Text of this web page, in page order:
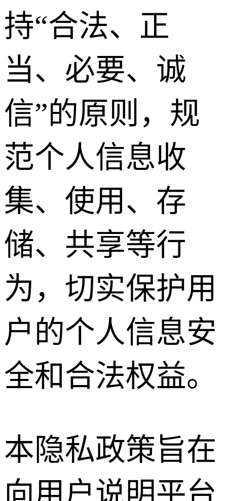
持“合法、正
当、必要、诚
信”的原则，规
范个人信息收
集、使用、存
储、共享等行
为，切实保护用
户的个人信息安
全和合法权益。
本隐私政策旨在
向用户说明平台